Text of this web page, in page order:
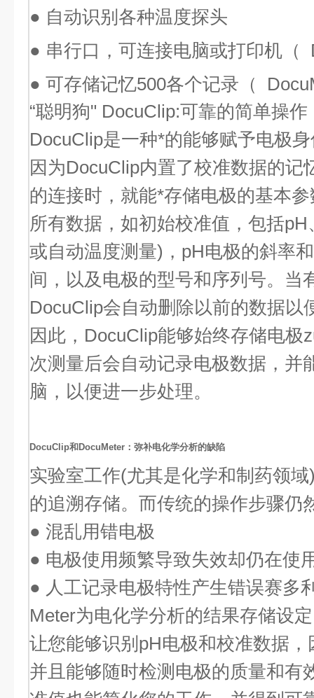
● 自动识别各种温度探头
● 串行口，可连接电脑或打印机（
● 可存储记忆500各个记录（
“聪明狗" DocuClip:可靠的简单操作
DocuClip是一种*的能够赋予电极
因为DocuClip内置了校准数据的记
的连接时，就能*存储电极的基本
所有数据，如初始校准值，包括
或自动温度测量)，pH电极的斜率
间，以及电极的型号和序列号。当
DocuClip会自动删除以前的数据以
因此，DocuClip能够始终存储电极
次测量后会自动记录电极数据，并
脑，以便进一步处理。
DocuClip和DocuMeter：弥补电化学分析的缺陷
实验室工作(尤其是化学和制药领
的追溯存储。而传统的操作步骤仍
● 混乱用错电极
● 电极使用频繁导致失效却仍在使
● 人工记录电极特性产生错误赛多
Meter为电化学分析的结果存储设
让您能够识别pH电极和校准数据
并且能够随时检测电极的质量和有